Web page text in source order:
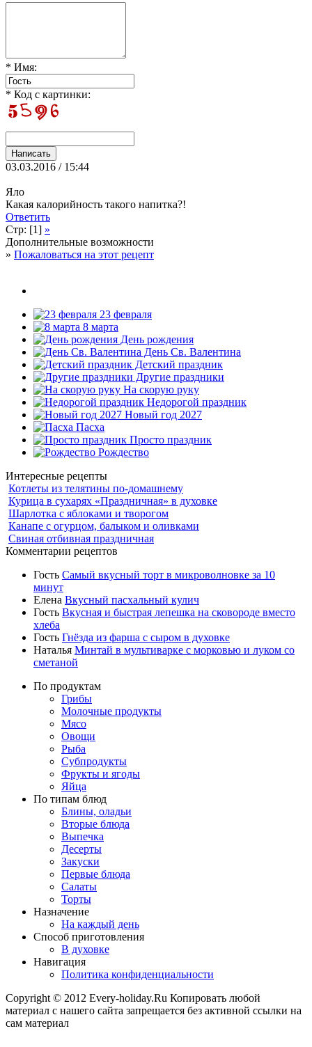
* Имя:
* Код с картинки:
03.03.2016 / 15:44
Яло
Какая калорийность такого напитка?!
Ответить
Стр: [1] »
Дополнительные возможности
» Пожаловаться на этот рецепт
23 февраля
8 марта
День рождения
День Св. Валентина
Детский праздник
Другие праздники
На скорую руку
Недорогой праздник
Новый год 2027
Пасха
Просто праздник
Рождество
Интересные рецепты
Котлеты из телятины по-домашнему
Курица в сухарях «Праздничная» в духовке
Шарлотка с яблоками и творогом
Канапе с огурцом, балыком и оливками
Свиная отбивная праздничная
Комментарии рецептов
Гость Самый вкусный торт в микроволновке за 10
минут
Елена Вкусный пасхальный кулич
Гость Вкусная и быстрая лепешка на сковороде вместо
хлеба
Гость Гнёзда из фарша с сыром в духовке
Наталья Минтай в мультиварке с морковью и луком со
сметаной
По продуктам
Грибы
Молочные продукты
Мясо
Овощи
Рыба
Субпродукты
Фрукты и ягоды
Яйца
По типам блюд
Блины, оладьи
Вторые блюда
Выпечка
Десерты
Закуски
Первые блюда
Салаты
Торты
Назначение
На каждый день
Способ приготовления
В духовке
Навигация
Политика конфиденциальности
Copyright © 2012 Every-holiday.Ru Копировать любой
материал с нашего сайта запрещается без активной ссылки на
сам материал